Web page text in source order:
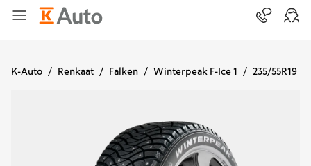
K-Auto Renkaat Falken Winterpeak F-Ice 1 235/55R19